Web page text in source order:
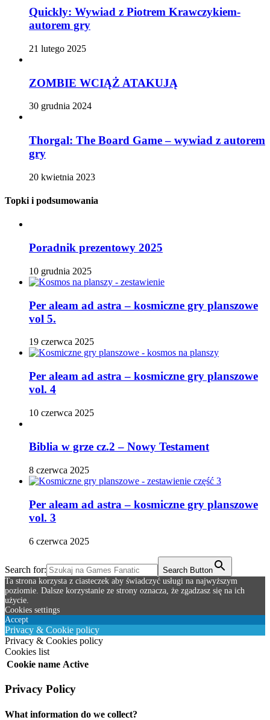
Quickly: Wywiad z Piotrem Krawczykiem-
autorem gry
21 lutego 2025
ZOMBIE WCIĄŻ ATAKUJĄ
30 grudnia 2024
Thorgal: The Board Game – wywiad z autorem
gry
20 kwietnia 2023
Topki i podsumowania
Poradnik prezentowy 2025
10 grudnia 2025
Per aleam ad astra – kosmiczne gry planszowe
vol 5.
19 czerwca 2025
Per aleam ad astra – kosmiczne gry planszowe
vol. 4
10 czerwca 2025
Biblia w grze cz.2 – Nowy Testament
8 czerwca 2025
Per aleam ad astra – kosmiczne gry planszowe
vol. 3
6 czerwca 2025
Search for:
Search Button
Ta strona korzysta z ciasteczek aby świadczyć usługi na najwyższym
poziomie. Dalsze korzystanie ze strony oznacza, że zgadzasz się na ich
użycie.
Cookies settings
Accept
Privacy & Cookie policy
Privacy & Cookies policy
Cookies list
Cookie name Active
Privacy Policy
What information do we collect?